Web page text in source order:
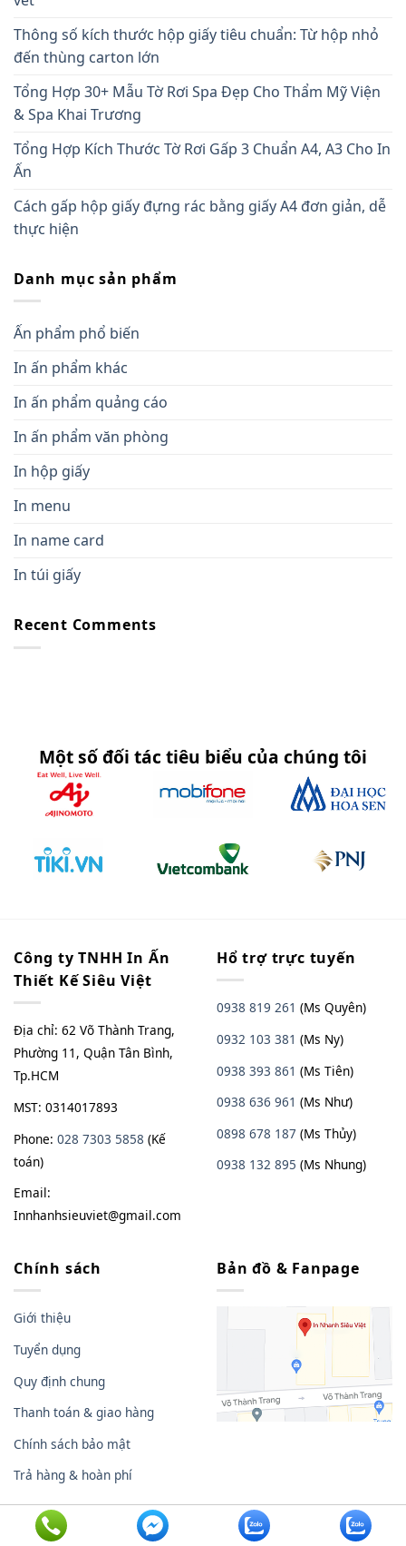
Thông số kích thước hộp giấy tiêu chuẩn: Từ hộp nhỏ
đến thùng carton lớn
Tổng Hợp 30+ Mẫu Tờ Rơi Spa Đẹp Cho Thẩm Mỹ Viện
& Spa Khai Trương
Tổng Hợp Kích Thước Tờ Rơi Gấp 3 Chuẩn A4, A3 Cho In
Ấn
Cách gấp hộp giấy đựng rác bằng giấy A4 đơn giản, dễ
thực hiện
Danh mục sản phẩm
Ấn phẩm phổ biến
In ấn phẩm khác
In ấn phẩm quảng cáo
In ấn phẩm văn phòng
In hộp giấy
In menu
In name card
In túi giấy
Recent Comments
Một số đối tác tiêu biểu của chúng tôi
Công ty TNHH In Ấn
Thiết Kế Siêu Việt
Địa chỉ: 62 Võ Thành Trang,
Phường 11, Quận Tân Bình,
Tp.HCM
MST: 0314017893
Phone: 028 7303 5858 (Kế
toán)
Email:
Innhanhsieuviet@gmail.com
Hổ trợ trực tuyến
0938 819 261 (Ms Quyên)
0932 103 381 (Ms Ny)
0938 393 861 (Ms Tiên)
0938 636 961 (Ms Như)
0898 678 187 (Ms Thủy)
0938 132 895 (Ms Nhung)
Chính sách
Giới thiệu
Tuyển dụng
Quy định chung
Thanh toán & giao hàng
Chính sách bảo mật
Trả hàng & hoàn phí
Bản đồ & Fanpage